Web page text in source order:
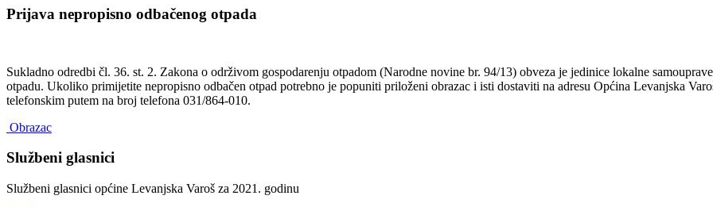
Prijava nepropisno odbačenog otpada
Sukladno odredbi čl. 36. st. 2. Zakona o održivom gospodarenju otpadom (Narodne novine br. 94/13) obveza je jedinice lokalne
otpadu. Ukoliko primijetite nepropisno odbačen otpad potrebno je popuniti priloženi obrazac i isti dostaviti na adresu Općina Levanjska
telefonskim putem na broj telefona 031/864-010.
Obrazac
Službeni glasnici
Službeni glasnici općine Levanjska Varoš za 2021. godinu